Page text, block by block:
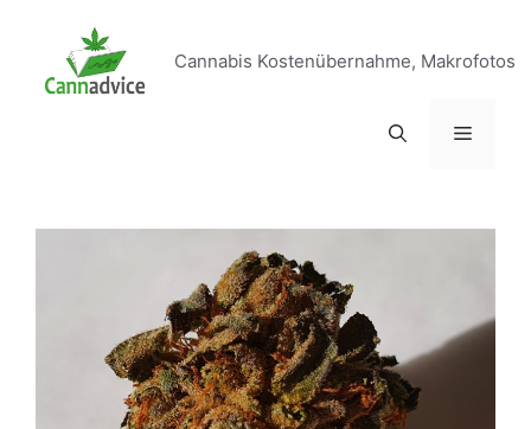
springen
Cannabis Kostenübernahme, Makrofotos
Menü